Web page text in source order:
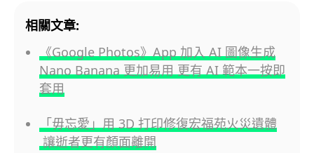
相關文章:
《Google Photos》App 加入 AI 圖像生成
Nano Banana 更加易用 更有 AI 範本一按即
套用
「毋忘愛」用 3D 打印修復宏福苑火災遺體
讓逝者更有顏面離開